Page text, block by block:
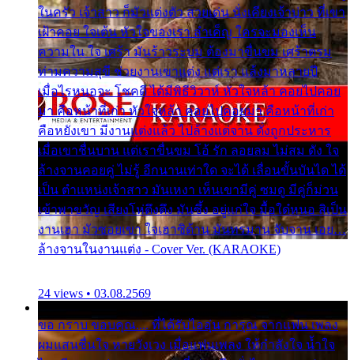
ในครัว เจ้าสาว ก็มัวแต่งตัว สวยเด่น นั่งเคียงเจ้าบ่าว ที่เขา
เฝ้าคอย ใจเต้น หัวใจของเรา ลำเค็ญ ใครจะมองเห็น
ความใน ใจ เศร้า มันร้าวระบม ต้องมาขื่นขม เศร้าตรม
ท่ามความสุขี ช่วยงานเขาแต่ง แต่เรา แล้งมาหลายปี
เมื่อไรหนอจะ โชคดี ได้มีพิธีวิวาห์ หัวใจหล้า คอยไปคอย
มา คือหน้าที่เก่า หัวใจหล้า คอยไปคอยมา คือหน้าที่เก่า
คือหยังเขา มีงานแต่งแล้ว ไปล้างแต่จาน ดั่งถูกประหาร
เมื่อเขาชื่นบาน แต่เราขื่นขม โอ้ รัก ลอยลม ไม่สม ดัง ใจ
ล้างจานคอยคู่ ไม่รู้ อีกนานเท่าใด จะได้ เลื่อนขั้นบันได ได้
เป็น ตำแหน่งเจ้าสาว มันเหงา เห็นเขามีคู่ ซมดู มีคู่ก็ม่วน
เข้าพาขวัญ เสียงโห่ตึงตึง มันซึ้ง อยู่แก่ใจ มื้อใด๋หนอ สิเป็น
งานเฮา มัวซอยเขา ใจเฮาซิด้าน มันทรมาน จับจาน เอย…
ล้างจานในงานแต่ง - Cover Ver. (KARAOKE)
24 views • 03.08.2569
ขอ กราบ ขอบคุณ.... ที่ได้รับไออุ่น การุณ จากแฟน เพลง
ผมแสนชื่นใจ หายวังเวง เมื่อแฟนเพลง ให้กำลังใจ น้ำใจ